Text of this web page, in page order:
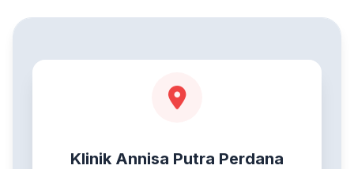
Klinik Annisa Putra Perdana